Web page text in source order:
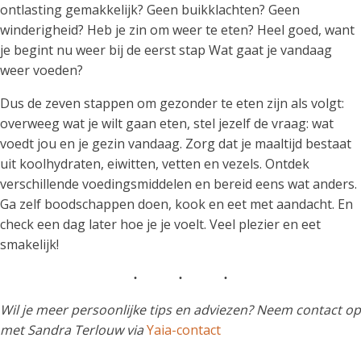
ontlasting gemakkelijk? Geen buikklachten? Geen
winderigheid? Heb je zin om weer te eten? Heel goed, want
je begint nu weer bij de eerst stap Wat gaat je vandaag
weer voeden?
Dus de zeven stappen om gezonder te eten zijn als volgt:
overweeg wat je wilt gaan eten, stel jezelf de vraag: wat
voedt jou en je gezin vandaag. Zorg dat je maaltijd bestaat
uit koolhydraten, eiwitten, vetten en vezels. Ontdek
verschillende voedingsmiddelen en bereid eens wat anders.
Ga zelf boodschappen doen, kook en eet met aandacht. En
check een dag later hoe je je voelt. Veel plezier en eet
smakelijk!
Wil je meer persoonlijke tips en adviezen? Neem contact op
met Sandra Terlouw viaYaia-contact